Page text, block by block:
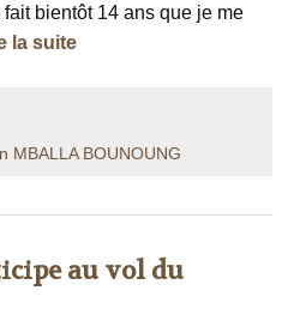
fait bientôt 14 ans que je me
la suite
MBALLA BOUNOUNG
au vol du